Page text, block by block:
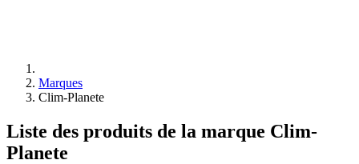
Marques
Clim-Planete
Liste des produits de la marque Clim-
Planete